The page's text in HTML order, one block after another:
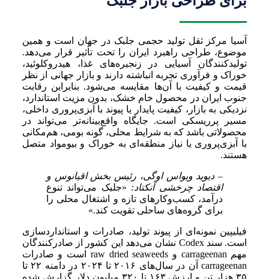
آسیا مرکز ثقل تولید حجمی جلبک در جهان است و همین
موضوع، طراحی راهبرد ایران را تحت تأثیر قرار می‌دهد.
تولیدکنندگان آسیایی در زنجیره‌های غذا، هیدروکلوئید،
خوراک و فرآوری تجربه انباشته دارند و بازار جهانی از نظر
قیمت و کیفیت با آن‌ها مقایسه می‌شود. بنابراین رقابت
جنوب ایران در محصول خام خشک، بدون مزیت استاندارد،
نزدیکی به بازار، کیفیت پایدار یا پیوند با آبزی‌پروری داخلی،
مسیر پرریسکی است. جایگاه واقع‌بینانه‌تر می‌تواند در
محصولاتی باشد که به شرایط محلی، گونه بومی، هم‌مکانی
با آبزی‌پروری یا نیاز منطقه‌ای به خوراک و بیومواد متصل
هستند.
– دیوید ویواس اوگی، رئیس بخش اقیانوس و
اقتصاد چرخشی آنکتاد: «جلبک می‌تواند تنوع
درآمد، کسب‌وکارهای تازه و اشتغال محلی را
برای گروه‌های ساحلی تقویت کند.»
فیلیپین نمونه‌ای از پیوند تولید، صادرات و استانداردسازی
است. سند Codex نشان می‌دهد این کشور از صادرکنندگان
مهم carrageenan و raw dried seaweeds است و صادرات
carrageenan آن در سال‌های ۲۰۱۶ تا ۲۰۲۴ در دامنه ۲۲ تا
۳۵ هزار تن و ارزش ۱۶۳ تا ۳۲۰ میلیون دلار گزارش شده